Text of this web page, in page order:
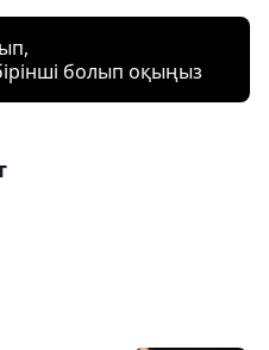
болып оқыңыз